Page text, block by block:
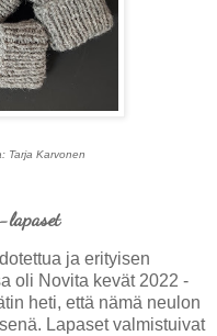
Tarja Karvonen
ja erityisen
oli Novita kevät 2022 -
heti, että nämä neulon
Lapaset valmistuivat